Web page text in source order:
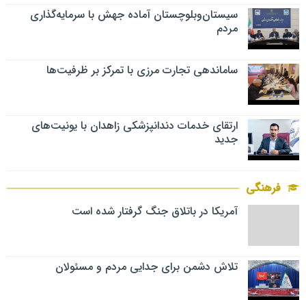
سیستان‌وبلوچستان آماده جهش با سرمایه‌گذاری
مردم
ساماندهی تجارت مرزی با تمرکز بر ظرفیت‌ها
ارتقای خدمات دندانپزشکی زاهدان با یونیت‌های
جدید
فرهنگی
آمریکا در باتلاق جنگ گرفتار شده است
تلاش دشمن برای جدایی مردم و مسئولان